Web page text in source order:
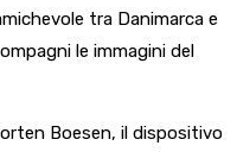
tra Danimarca e
le immagini del
Boesen, il dispositivo